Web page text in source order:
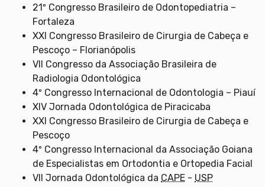
21º Congresso Brasileiro de Odontopediatria –
Fortaleza
XXI Congresso Brasileiro de Cirurgia de Cabeça e
Pescoço – Florianópolis
VII Congresso da Associação Brasileira de
Radiologia Odontológica
4º Congresso Internacional de Odontologia – Piauí
XIV Jornada Odontológica de Piracicaba
XXI Congresso Brasileiro de Cirurgia de Cabeça e
Pescoço
4º Congresso Internacional da Associação Goiana
de Especialistas em Ortodontia e Ortopedia Facial
VII Jornada Odontológica da CAPE - USP